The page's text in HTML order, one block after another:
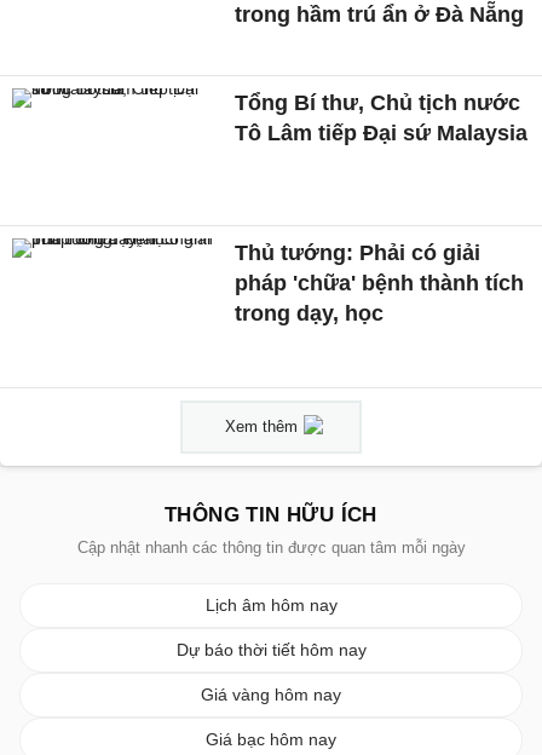
trong hầm trú ẩn ở Đà Nẵng
Tổng Bí thư, Chủ tịch nước
Tô Lâm tiếp Đại sứ Malaysia
Thủ tướng: Phải có giải
pháp 'chữa' bệnh thành tích
trong dạy, học
Xem thêm
THÔNG TIN HỮU ÍCH
Cập nhật nhanh các thông tin được quan tâm mỗi ngày
Lịch âm hôm nay
Dự báo thời tiết hôm nay
Giá vàng hôm nay
Giá bạc hôm nay